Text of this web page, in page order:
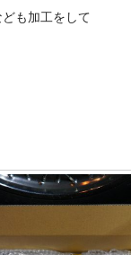
も加工をして